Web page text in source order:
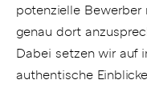
potenzielle
genau dort
Dabei setzen wir auf
authentische